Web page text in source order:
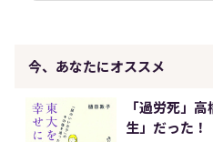
今、あなたにオススメ
「過労死」
生」だった！